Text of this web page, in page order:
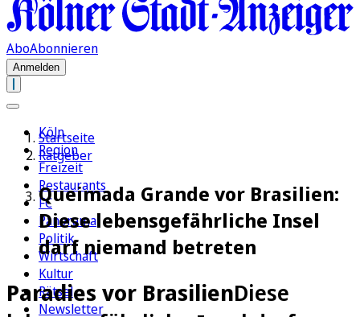
AboAbonnieren
Anmelden
Köln
Region
Freizeit
Restaurants
FC
Panorama
Politik
Wirtschaft
Kultur
Rätsel
Newsletter
Startseite
Ratgeber
Queimada Grande vor Brasilien:
Diese lebensgefährliche Insel
darf niemand betreten
Paradies vor BrasilienDiese